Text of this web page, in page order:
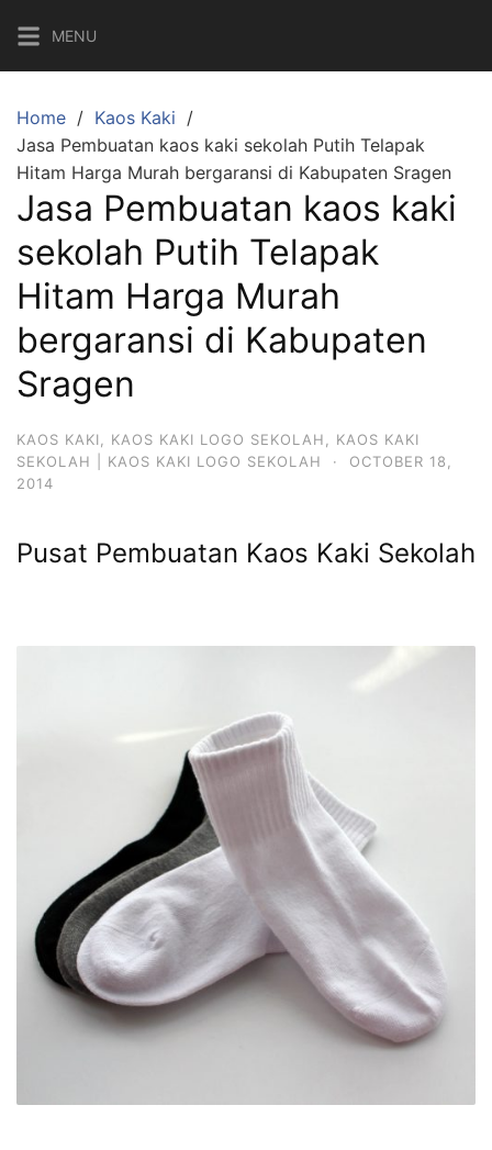
content
MENU
Home
Kaos Kaki
Jasa Pembuatan kaos kaki sekolah Putih Telapak
Hitam Harga Murah bergaransi di Kabupaten Sragen
Jasa Pembuatan kaos kaki
sekolah Putih Telapak
Hitam Harga Murah
bergaransi di Kabupaten
Sragen
KAOS KAKI KAOS KAKI LOGO SEKOLAH
KAOS KAKI
SEKOLAH | KAOS KAKI LOGO SEKOLAH
·
OCTOBER 18,
2014
Pusat Pembuatan Kaos Kaki Sekolah